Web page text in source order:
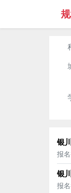
银
报
银
报